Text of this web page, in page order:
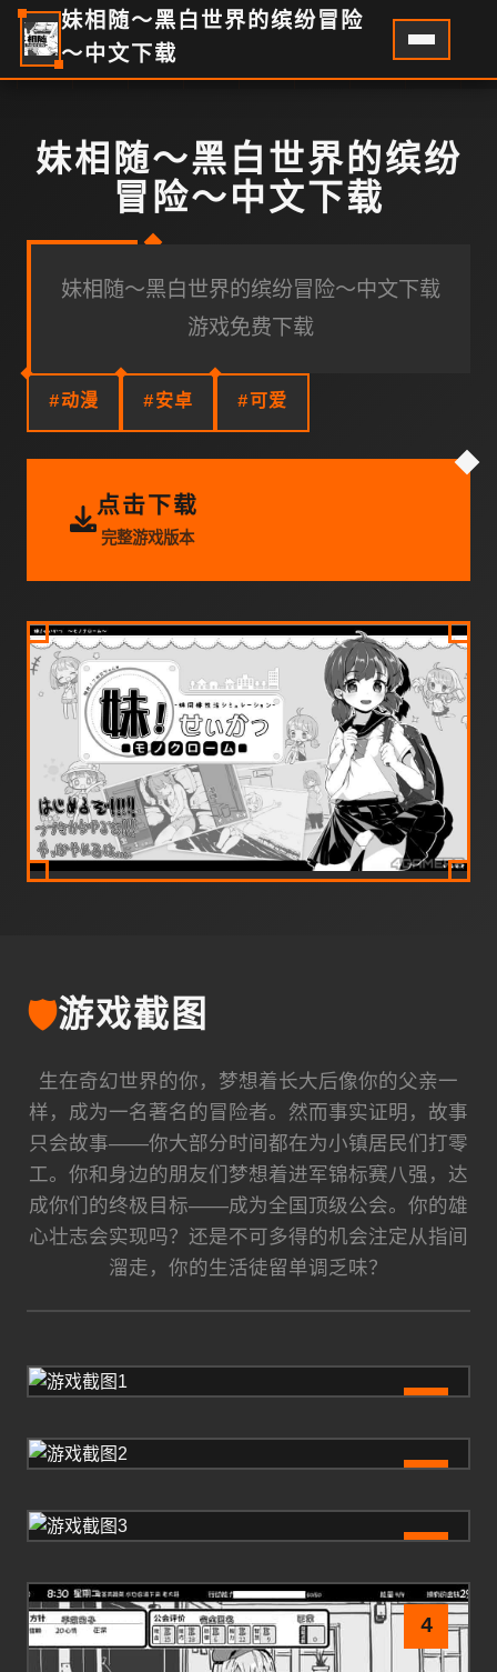
妹相随～黑白世界的缤纷冒险
～中文下载
妹相随～黑白世界的缤纷
冒险～中文下载
妹相随～黑白世界的缤纷冒险～中文下载
游戏免费下载
#动漫 #安卓 #可爱
点击下载
完整游戏版本
🛡️游戏截图
生在奇幻世界的你，梦想着长大后像你的父亲一
样，成为一名著名的冒险者。然而事实证明，故事
只会故事——你大部分时间都在为小镇居民们打零
工。你和身边的朋友们梦想着进军锦标赛八强，达
成你们的终极目标——成为全国顶级公会。你的雄
心壮志会实现吗？还是不可多得的机会注定从指间
溜走，你的生活徒留单调乏味？
4